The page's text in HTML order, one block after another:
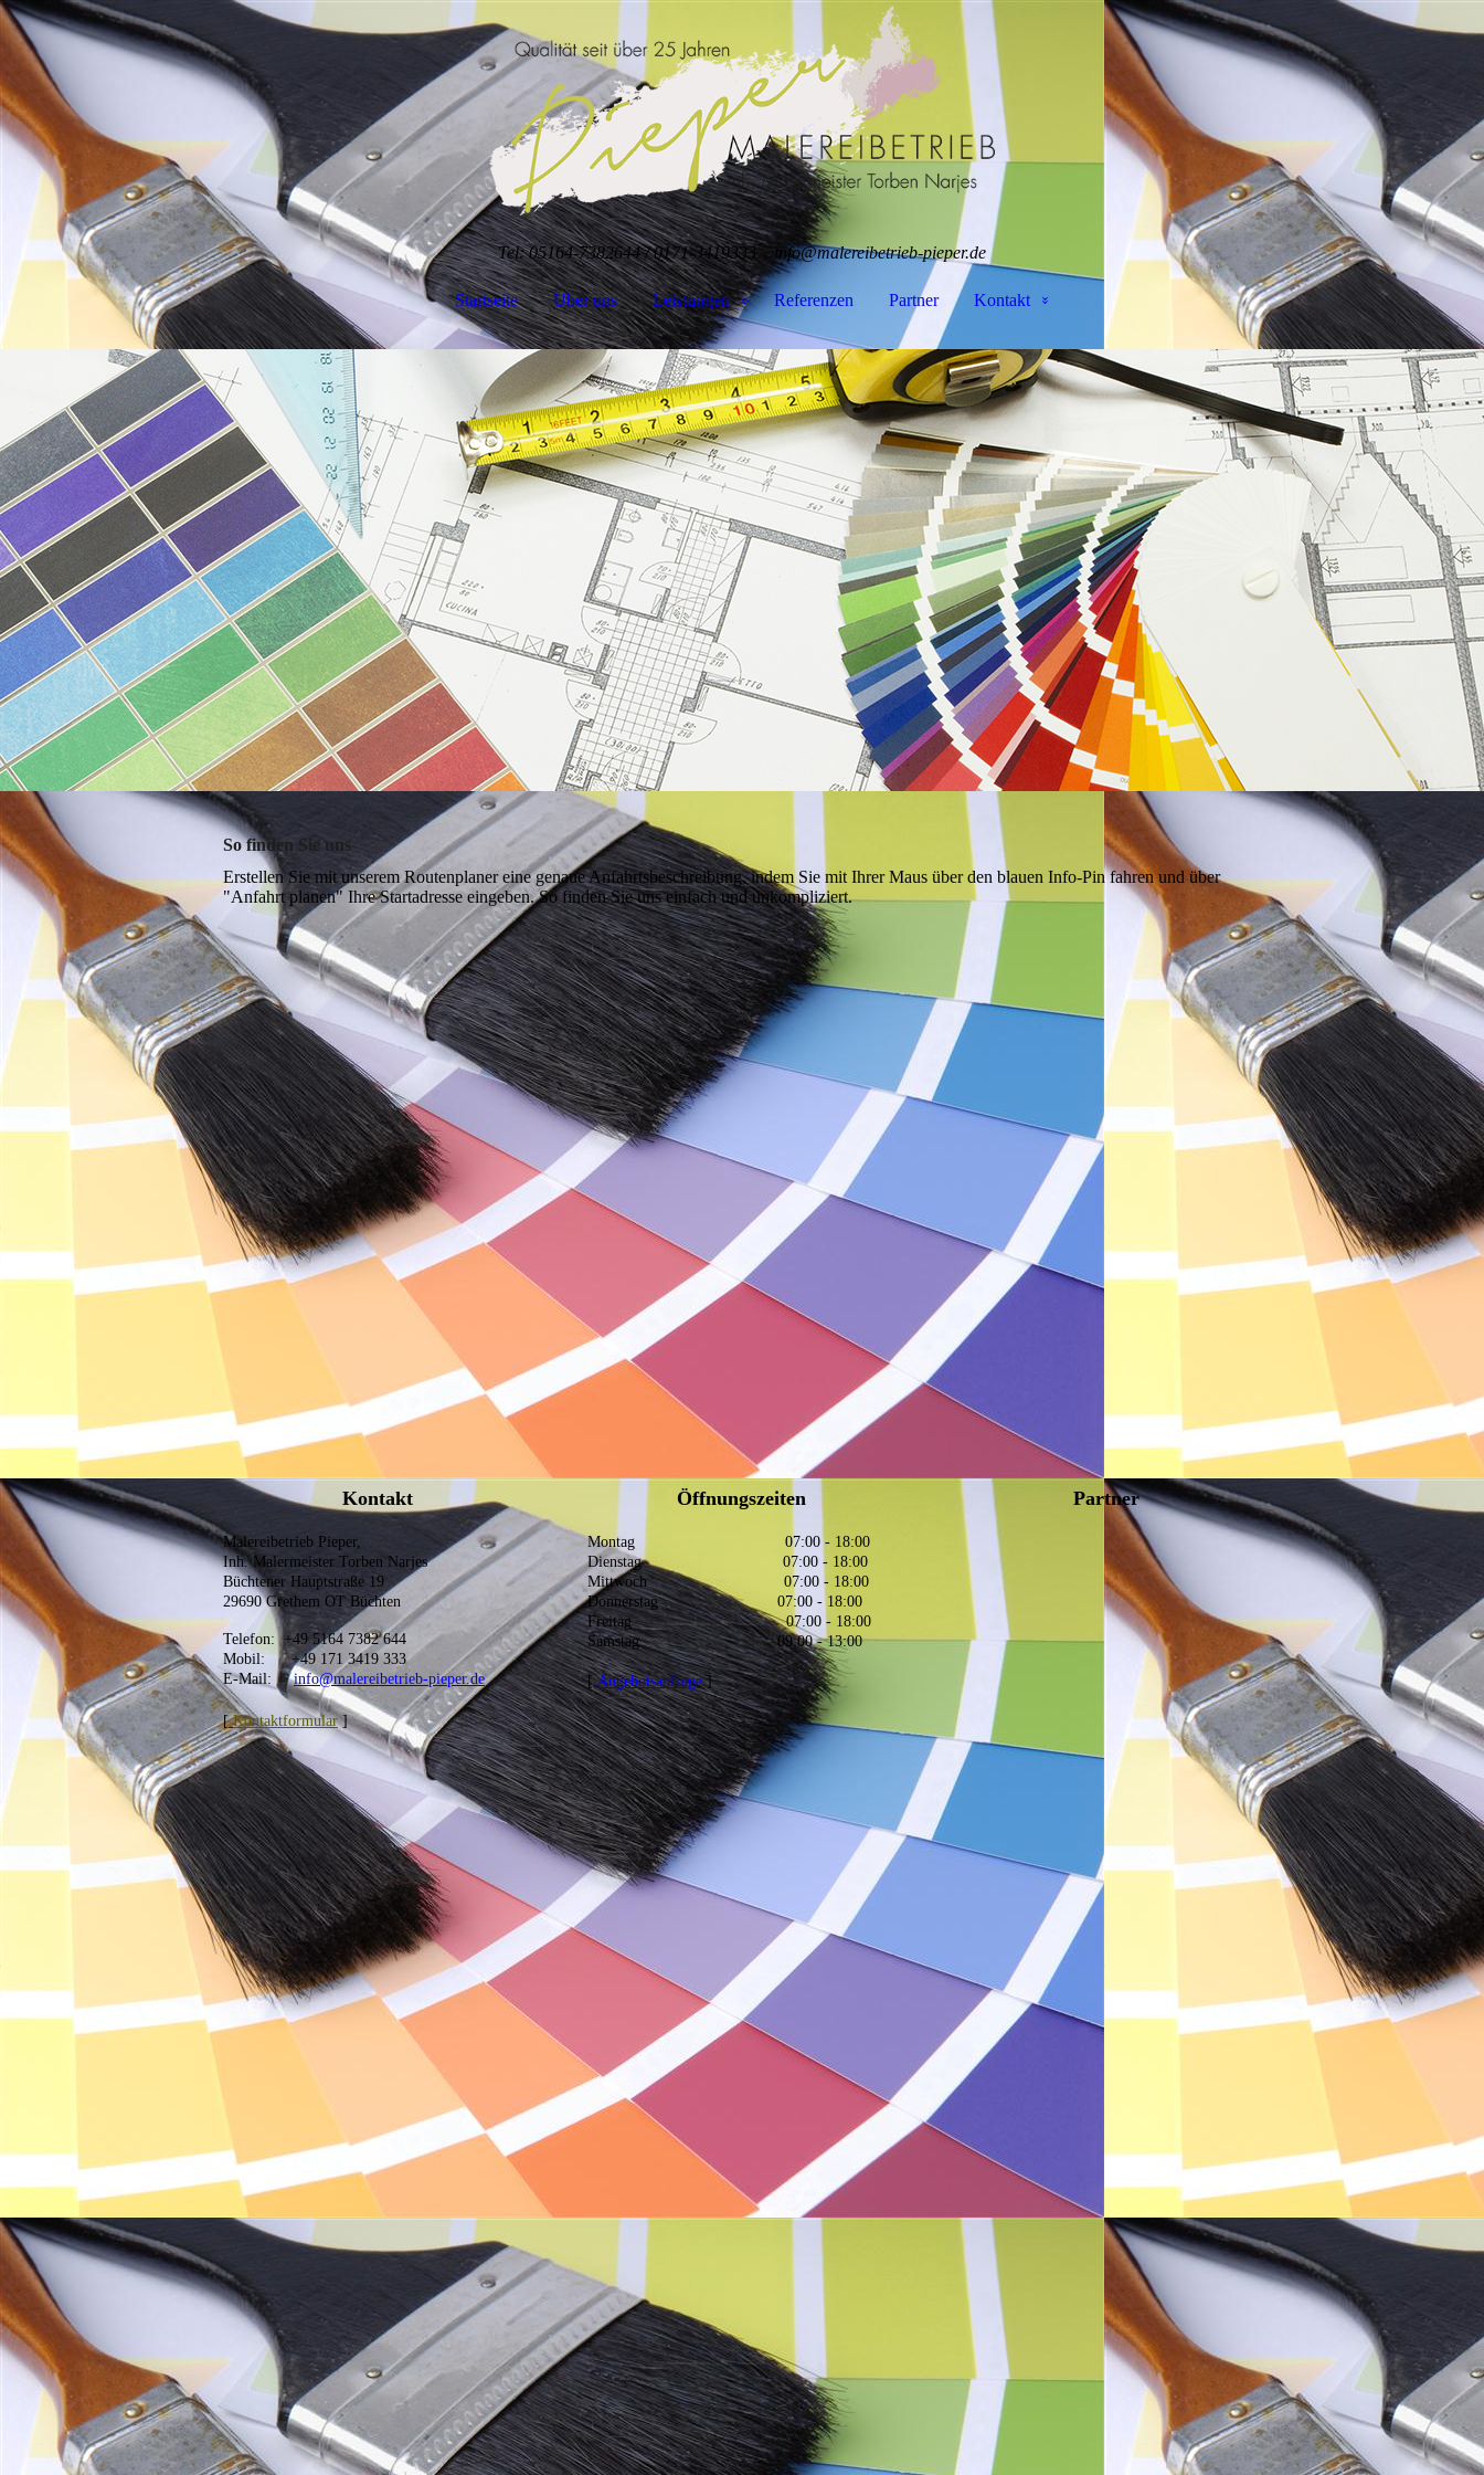
Tel: 05164-7382644 / 0171-3419333 info@malereibetrieb-pieper.de
Startseite Uber uns Leistungen Referenzen Partner Kontakt
So finden Sie uns
Erstellen Sie mit unserem Routenplaner eine genaue Anfahrtsbeschreibung, indem Sie mit Ihrer Maus über den blauen Info-Pin fahren und über
"Anfahrt planen" Ihre Startadresse eingeben. So finden Sie uns einfach und unkompliziert.
Kontakt
Malereibetrieb Pieper,
Inh. Malermeister Torben Narjes
Büchtener Hauptstraße 19
29690 Grethem OT Büchten
Telefon: +49 5164 7382 644
Mobil: +49 171 3419 333
E-Mail:info@malereibetrieb-pieper.de
[ Kontaktformular]
Öffnungszeiten
Montag 07:00 - 18:00
Dienstag 07:00 - 18:00
Mittwoch 07:00 - 18:00
Donnerstag 07:00 - 18:00
Freitag 07:00 - 18:00
Samstag09:00 - 13:00
[Angebotsanfrage]
Partner
partner-01
partner-02